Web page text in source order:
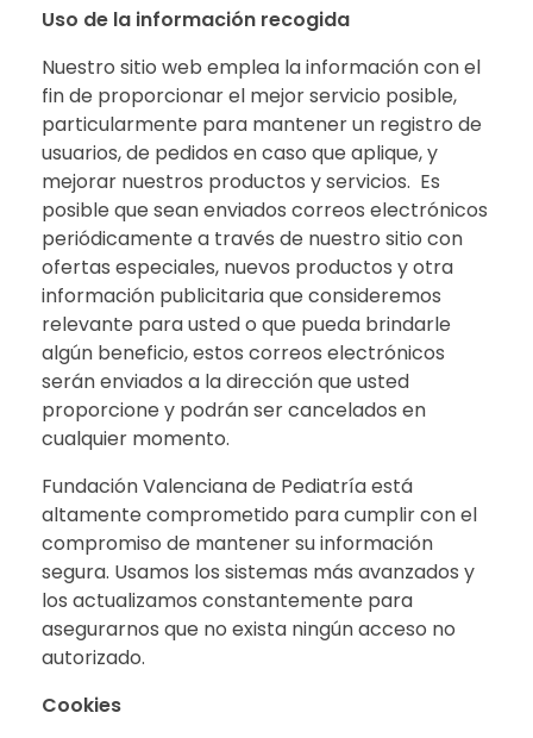
Uso de la información recogida
Nuestro sitio web emplea la información con el
fin de proporcionar el mejor servicio posible,
particularmente para mantener un registro de
usuarios, de pedidos en caso que aplique, y
mejorar nuestros productos y servicios. Es
posible que sean enviados correos electrónicos
periódicamente a través de nuestro sitio con
ofertas especiales, nuevos productos y otra
información publicitaria que consideremos
relevante para usted o que pueda brindarle
algún beneficio, estos correos electrónicos
serán enviados a la dirección que usted
proporcione y podrán ser cancelados en
cualquier momento.
Fundación Valenciana de Pediatría está
altamente comprometido para cumplir con el
compromiso de mantener su información
segura. Usamos los sistemas más avanzados y
los actualizamos constantemente para
asegurarnos que no exista ningún acceso no
autorizado.
Cookies